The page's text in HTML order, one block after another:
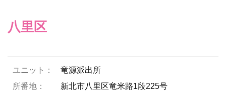
八里区
竜源派出所
新北市八里区竜米路1段225号